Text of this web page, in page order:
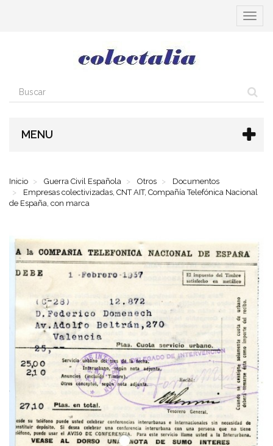
MENU
Inicio Guerra Civil Española Otros
Documentos
Empresas colectivizadas, CNT AIT, Compañía Telefónica Nacional
de España, con marca